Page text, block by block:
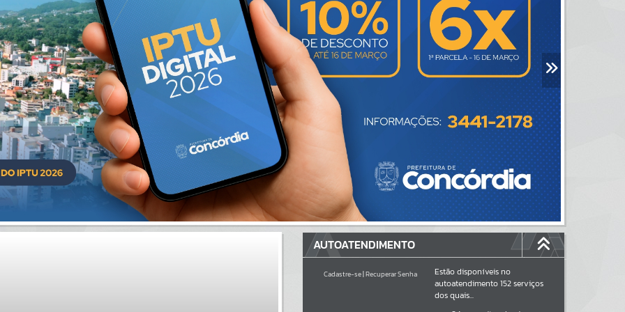
AUTOATENDIMENTO
Cadastre-se|Recuperar Senha
Estão disponíveis no
autoatendimento152serviços
dos quais...